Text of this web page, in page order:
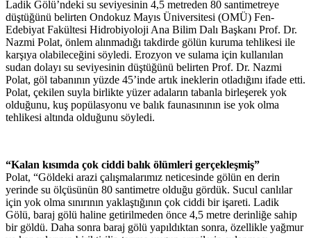
Ladik Gölü’ndeki su seviyesinin 4,5 metreden 80 santimetreye
düştüğünü belirten Ondokuz Mayıs Üniversitesi (OMÜ) Fen-
Edebiyat Fakültesi Hidrobiyoloji Ana Bilim Dalı Başkanı Prof. Dr.
Nazmi Polat, önlem alınmadığı takdirde gölün kuruma tehlikesi ile
karşıya olabileceğini söyledi. Erozyon ve sulama için kullanılan
sudan dolayı su seviyesinin düştüğünü belirten Prof. Dr. Nazmi
Polat, göl tabanının yüzde 45’inde artık ineklerin otladığını ifade etti.
Polat, çekilen suyla birlikte yüzer adaların tabanla birleşerek yok
olduğunu, kuş popülasyonu ve balık faunasınının ise yok olma
tehlikesi altında olduğunu söyledi.
“Kalan kısımda çok ciddi balık ölümleri gerçekleşmiş”
Polat, “Göldeki arazi çalışmalarımız neticesinde gölün en derin
yerinde su ölçüsünün 80 santimetre olduğu gördük. Sucul canlılar
için yok olma sınırının yaklaştığının çok ciddi bir işareti. Ladik
Gölü, baraj gölü haline getirilmeden önce 4,5 metre derinliğe sahip
bir göldü. Daha sonra baraj gölü yapıldıktan sonra, özellikle yağmur